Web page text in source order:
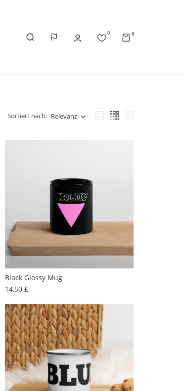
0 0
Sortiert nach: Relevanz
Black Glossy Mug
14,50 £